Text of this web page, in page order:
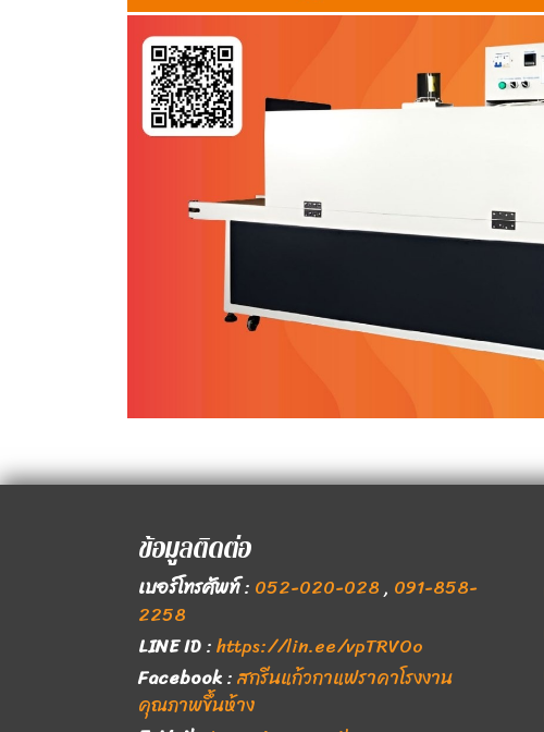
ข้อมูลติดต่อ
เบอร์โทรศัพท์: 052-020-028, 091-858-
2258
LINE ID:https://lin.ee/vpTRVOo
Facebook:สกรีนแก้วกาแฟราคาโรงงาน
คุณภาพขึ้นห้าง